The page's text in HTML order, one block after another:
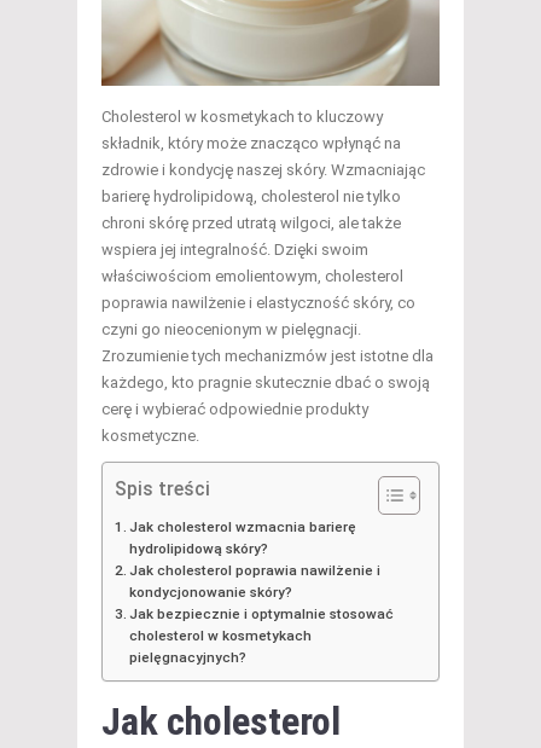
Cholesterol w kosmetykach to kluczowy
składnik, który może znacząco wpłynąć na
zdrowie i kondycję naszej skóry. Wzmacniając
barierę hydrolipidową, cholesterol nie tylko
chroni skórę przed utratą wilgoci, ale także
wspiera jej integralność. Dzięki swoim
właściwościom emolientowym, cholesterol
poprawia nawilżenie i elastyczność skóry, co
czyni go nieocenionym w pielęgnacji.
Zrozumienie tych mechanizmów jest istotne dla
każdego, kto pragnie skutecznie dbać o swoją
cerę i wybierać odpowiednie produkty
kosmetyczne.
Spis treści
Jak cholesterol wzmacnia barierę
hydrolipidową skóry?
Jak cholesterol poprawia nawilżenie i
kondycjonowanie skóry?
Jak bezpiecznie i optymalnie stosować
cholesterol w kosmetykach
pielęgnacyjnych?
Jak cholesterol